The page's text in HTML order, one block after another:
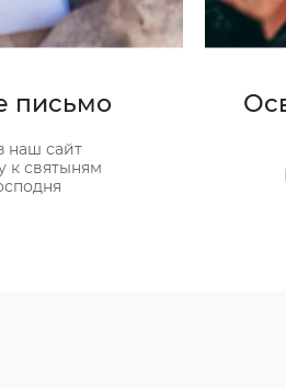
пожертвованные вами
Святого Гроба отправят
молитвы за человека, о
письмо
наш сайт
к святыням